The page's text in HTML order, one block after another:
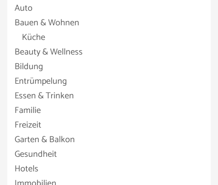
Auto
Bauen & Wohnen
Küche
Beauty & Wellness
Bildung
Entrümpelung
Essen & Trinken
Familie
Freizeit
Garten & Balkon
Gesundheit
Hotels